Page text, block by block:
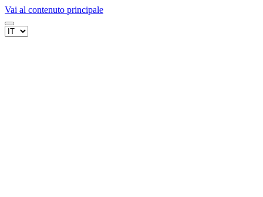
Vai al contenuto principale